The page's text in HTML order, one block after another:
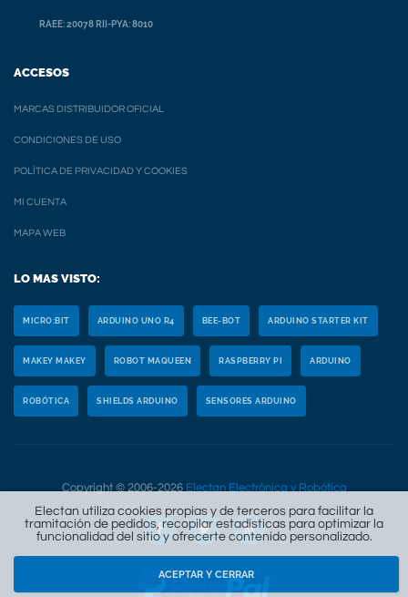
RAEE: 20078 RII-PYA: 8010
ACCESOS
MARCAS DISTRIBUIDOR OFICIAL
CONDICIONES DE USO
POLÍTICA DE PRIVACIDAD Y COOKIES
MI CUENTA
MAPA WEB
LO MAS VISTO:
MICRO:BIT ARDUINO UNO R4 BEE-BOT ARDUINO STARTER KIT
MAKEY MAKEY ROBOT MAQUEEN RASPBERRY PI ARDUINO
ROBÓTICA SHIELDS ARDUINO SENSORES ARDUINO
Copyright © 2006-2026 Electan Electrónica y Robótica
Electan utiliza cookies propias y de terceros para facilitar la
tramitación de pedidos, recopilar estadísticas para optimizar la
funcionalidad del sitio y ofrecerte contenido personalizado.
ACEPTAR Y CERRAR